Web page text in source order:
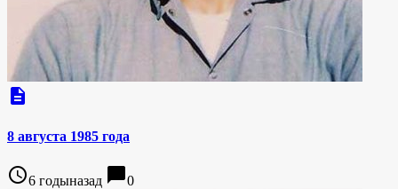
description
8 августа 1985 года
access_time6 годыназад chat_bubble0